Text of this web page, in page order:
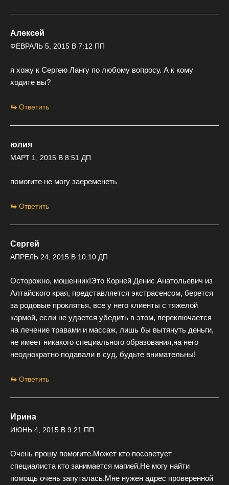
Алексей
ФЕВРАЛЬ 5, 2015 В 7:12 ПП
я хожу к Сергею Лангу по любому вопросу. А к кому
ходите вы?
Ответить
юлия
МАРТ 1, 2015 В 8:51 ДП
помогите не могу заеременеть
Ответить
Сергей
АПРЕЛЬ 24, 2015 В 10:10 ДП
Осторожно, мошенник!Это Корней Денис Анатольевич из
Алтайского края, представляется экстрасенсом, берется
за родовые проклятья, все у него клиенты с тяжелой
кармой, если не удается убедить в этом, переключается
на лечение травами и массаж, лишь бы вытянуть деньги,
не имеет никакого специального образования,на него
неоднократно подавали в суд, будьте внимательны!
Ответить
Ирина
ИЮНЬ 4, 2015 В 9:21 ПП
Очень прошу помогите.Может кто посоветует
специалиста кто занимается магией.Не могу найти
помощь очень запуталась.Мне нужен адрес проверенной